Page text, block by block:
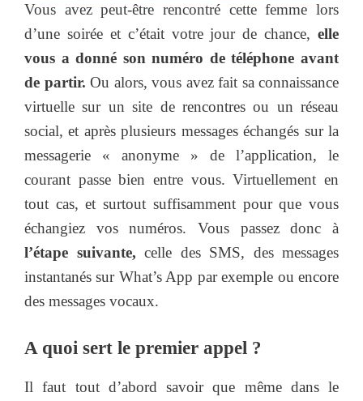
Vous avez peut-être rencontré cette femme lors
d’une soirée et c’était votre jour de chance, elle
vous a donné son numéro de téléphone avant
de partir. Ou alors, vous avez fait sa connaissance
virtuelle sur un site de rencontres ou un réseau
social, et après plusieurs messages échangés sur la
messagerie « anonyme » de l’application, le
courant passe bien entre vous. Virtuellement en
tout cas, et surtout suffisamment pour que vous
échangiez vos numéros. Vous passez donc à
l’étape suivante, celle des SMS, des messages
instantanés sur What’s App par exemple ou encore
des messages vocaux.
A quoi sert le premier appel ?
Il faut tout d’abord savoir que même dans le